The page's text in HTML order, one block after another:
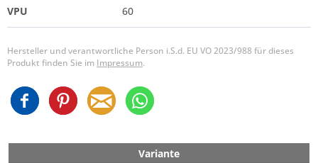
VPU
60
Hersteller und verantwortliche Person i.S.d. EU VO 2023/988 für dieses
Produkt finden Sie im Impressum.
Variante